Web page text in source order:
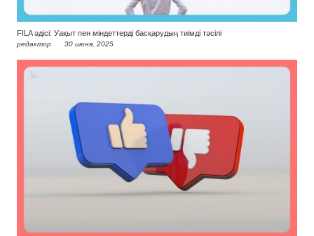
FILA әдісі: Уақыт пен міндеттерді басқарудың тиімді тәсілі
редактор 30 июня, 2025